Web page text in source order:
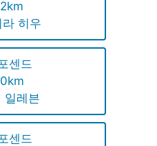
라 히우
센드
일레븐
센드